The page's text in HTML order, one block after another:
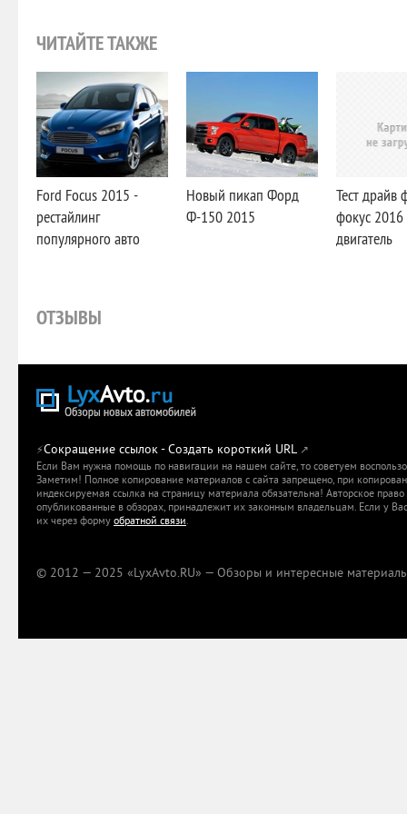
ЧИТАЙТЕ ТАКЖЕ
Ford Focus 2015 -
рестайлинг
популярного авто
Новый пикап Форд
Ф-150 2015
Тест драйв
фокус 2016
двигатель
ОТЗЫВЫ
⚡Сокращение ссылок - Создать короткий URL ↗
Если Вам нужна помощь по навигации на нашем сайте, то советуем
Заметим! Полное копирование материалов с сайта запрещено, при
индексируемая ссылка на страницу материала обязательна! Авторское
опубликованные в обзорах, принадлежит их законным владельцам. Если у
их через форму обратной связи.
© 2012 — 2025 «LyxAvto.RU» — Обзоры и интересные